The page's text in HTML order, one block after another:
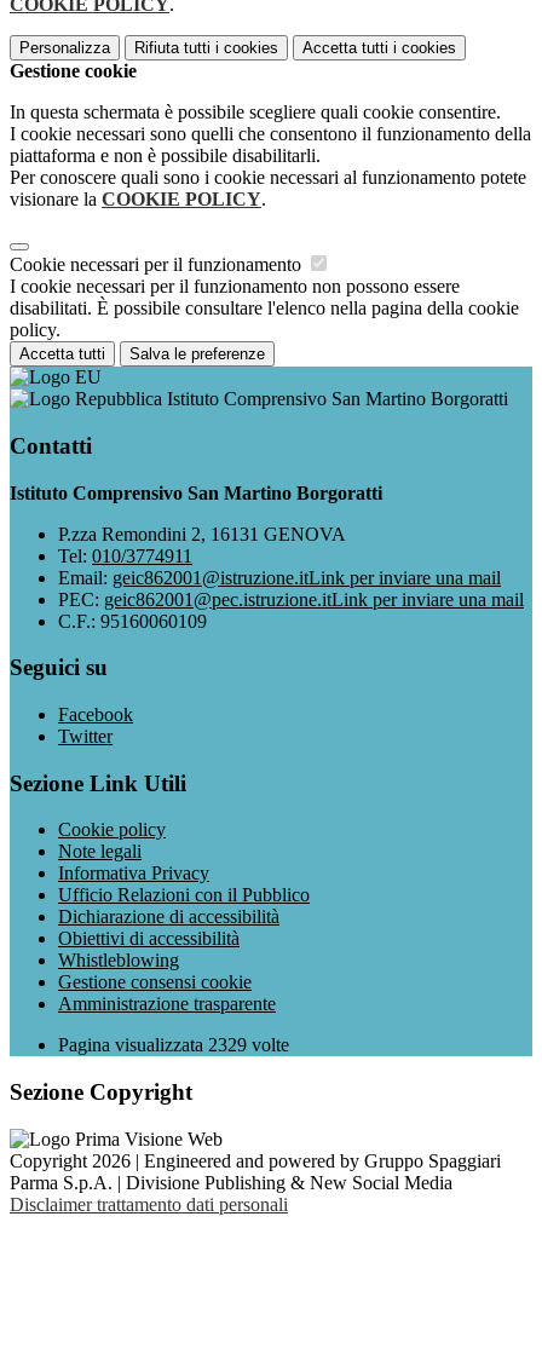
COOKIE POLICY.
Personalizza Rifiuta tutti i cookies Accetta tutti i cookies
Gestione cookie
In questa schermata è possibile scegliere quali cookie consentire.
I cookie necessari sono quelli che consentono il funzionamento della
piattaforma e non è possibile disabilitarli.
Per conoscere quali sono i cookie necessari al funzionamento potete
visionare la COOKIE POLICY.
Cookie necessari per il funzionamento
I cookie necessari per il funzionamento non possono essere
disabilitati. È possibile consultare l'elenco nella pagina della cookie
policy.
Accetta tutti Salva le preferenze
Istituto Comprensivo San Martino Borgoratti
Contatti
Istituto Comprensivo San Martino Borgoratti
P.zza Remondini 2, 16131 GENOVA
Tel: 010/3774911
Email: geic862001@istruzione.itLink per inviare una mail
PEC: geic862001@pec.istruzione.itLink per inviare una mail
C.F.: 95160060109
Seguici su
Facebook
Twitter
Sezione Link Utili
Cookie policy
Note legali
Informativa Privacy
Ufficio Relazioni con il Pubblico
Dichiarazione di accessibilità
Obiettivi di accessibilità
Whistleblowing
Gestione consensi cookie
Amministrazione trasparente
Pagina visualizzata 2329 volte
Sezione Copyright
Copyright 2026 | Engineered and powered by Gruppo Spaggiari
Parma S.p.A. | Divisione Publishing & New Social Media
Disclaimer trattamento dati personali